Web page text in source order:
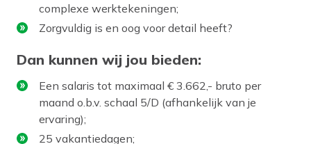
complexe werktekeningen;
Zorgvuldig is en oog voor detail heeft?
Dan kunnen wij jou bieden:
Een salaris tot maximaal € 3.662,- bruto per
maand o.b.v. schaal 5/D (afhankelijk van je
ervaring);
25 vakantiedagen;